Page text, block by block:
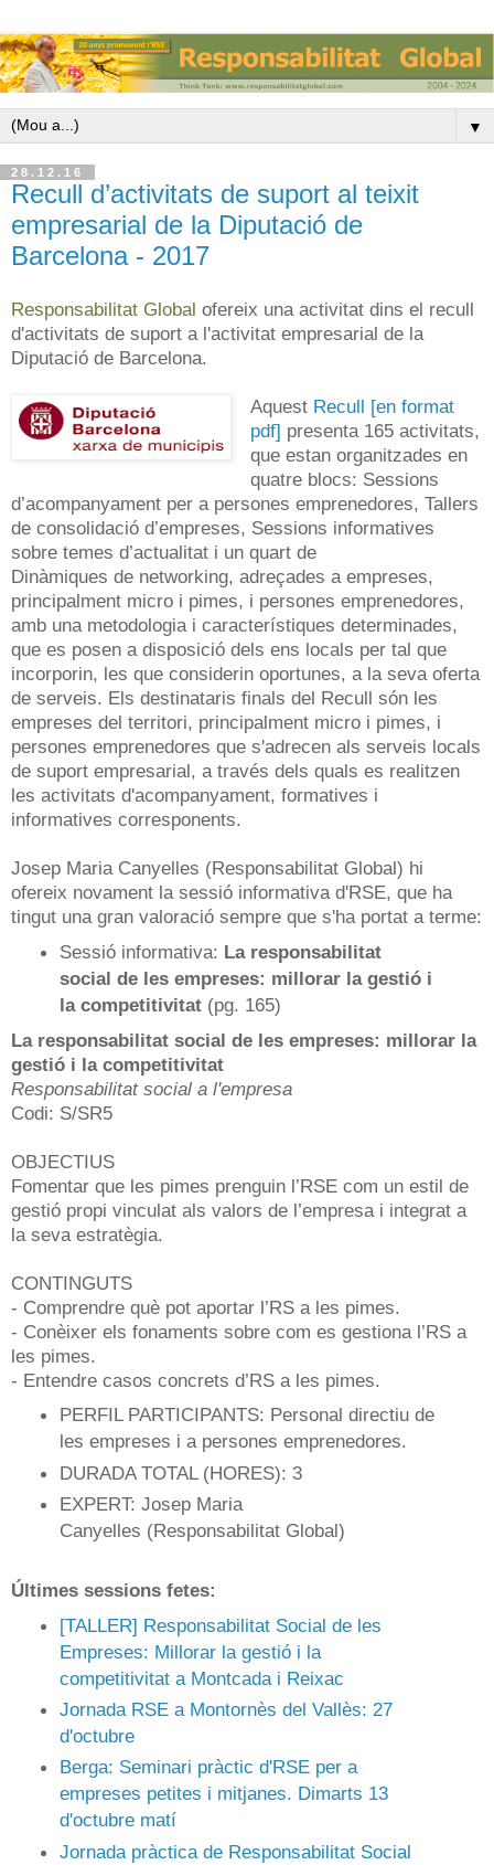
▼
28.12.16
Recull d’activitats de suport al teixit
empresarial de la Diputació de
Barcelona - 2017
Responsabilitat Global ofereix una activitat dins el recull
d'activitats de suport a l'activitat empresarial de la
Diputació de Barcelona.
Aquest Recull [en format
pdf] presenta 165 activitats,
que estan organitzades en
quatre blocs: Sessions
d’acompanyament per a persones emprenedores, Tallers
de consolidació d’empreses, Sessions informatives
sobre temes d’actualitat i un quart de
Dinàmiques de networking, adreçades a empreses,
principalment micro i pimes, i persones emprenedores,
amb una metodologia i característiques determinades,
que es posen a disposició dels ens locals per tal que
incorporin, les que considerin oportunes, a la seva oferta
de serveis. Els destinataris finals del Recull són les
empreses del territori, principalment micro i pimes, i
persones emprenedores que s'adrecen als serveis locals
de suport empresarial, a través dels quals es realitzen
les activitats d'acompanyament, formatives i
informatives corresponents.
Josep Maria Canyelles (Responsabilitat Global) hi
ofereix novament la sessió informativa d'RSE, que ha
tingut una gran valoració sempre que s'ha portat a terme:
Sessió informativa: La responsabilitat
social de les empreses: millorar la gestió i
la competitivitat (pg. 165)
La responsabilitat social de les empreses: millorar la
gestió i la competitivitat
Responsabilitat social a l'empresa
Codi: S/SR5
OBJECTIUS
Fomentar que les pimes prenguin l’RSE com un estil de
gestió propi vinculat als valors de l’empresa i integrat a
la seva estratègia.
CONTINGUTS
- Comprendre què pot aportar l’RS a les pimes.
- Conèixer els fonaments sobre com es gestiona l’RS a
les pimes.
- Entendre casos concrets d’RS a les pimes.
PERFIL PARTICIPANTS: Personal directiu de
les empreses i a persones emprenedores.
DURADA TOTAL (HORES): 3
EXPERT: Josep Maria
Canyelles (Responsabilitat Global)
Últimes sessions fetes:
[TALLER] Responsabilitat Social de les
Empreses: Millorar la gestió i la
competitivitat a Montcada i Reixac
Jornada RSE a Montornès del Vallès: 27
d'octubre
Berga: Seminari pràctic d'RSE per a
empreses petites i mitjanes. Dimarts 13
d'octubre matí
Jornada pràctica de Responsabilitat Social